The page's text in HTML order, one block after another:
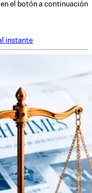
el botón a continuación
instante